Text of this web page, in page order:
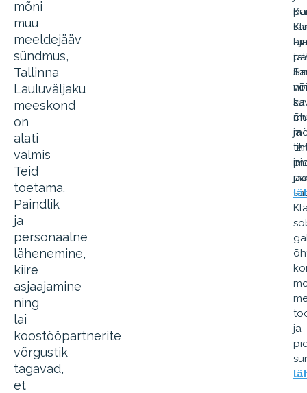
mõni
muu
meeldejääv
sündmus,
Tallinna
Lauluväljaku
meeskond
on
alati
valmis
Teid
toetama.
Paindlik
ja
personaalne
lähenemine,
kiire
asjaajamine
ning
lai
koostööpartnerite
võrgustik
tagavad,
et
ja
ka
ja